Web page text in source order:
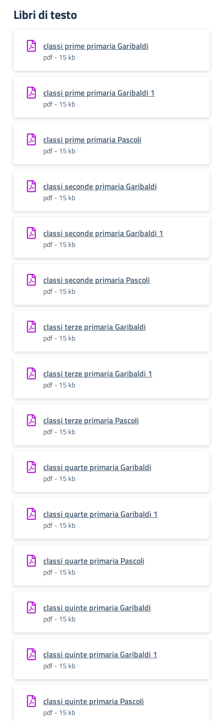
Libri di testo
classi prime primaria Garibaldi
pdf - 15 kb
classi prime primaria Garibaldi 1
pdf - 15 kb
classi prime primaria Pascoli
pdf - 15 kb
classi seconde primaria Garibaldi
pdf - 15 kb
classi seconde primaria Garibaldi 1
pdf - 15 kb
classi seconde primaria Pascoli
pdf - 15 kb
classi terze primaria Garibaldi
pdf - 15 kb
classi terze primaria Garibaldi 1
pdf - 15 kb
classi terze primaria Pascoli
pdf - 15 kb
classi quarte primaria Garibaldi
pdf - 15 kb
classi quarte primaria Garibaldi 1
pdf - 15 kb
classi quarte primaria Pascoli
pdf - 15 kb
classi quinte primaria Garibaldi
pdf - 15 kb
classi quinte primaria Garibaldi 1
pdf - 15 kb
classi quinte primaria Pascoli
pdf - 15 kb